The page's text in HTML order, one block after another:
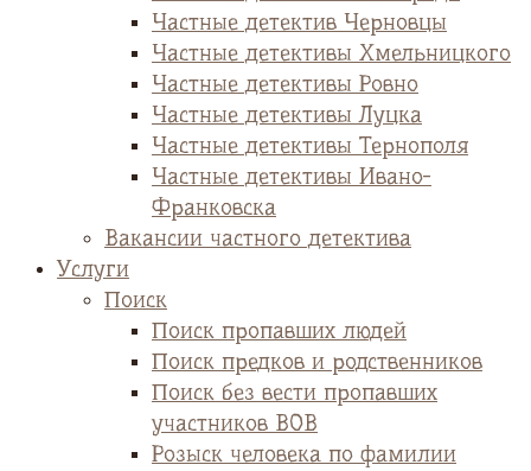
Частные детектив Черновцы
Частные детективы Хмельницкого
Частные детективы Ровно
Частные детективы Луцка
Частные детективы Тернополя
Частные детективы Ивано-
Франковска
Вакансии частного детектива
Услуги
Поиск
Поиск пропавших людей
Поиск предков и родственников
Поиск без вести пропавших
участников ВОВ
Розыск человека по фамилии